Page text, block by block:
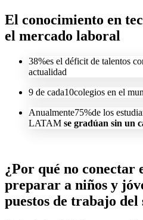
El conocimiento en
el mercado laboral
38%es el déficit de talentos
actualidad
9 de cada10colegios en el
Anualmente75%de los
LATAM se gradúan sin un
¿Por qué no conectar
preparar a niños y
puestos de trabajo del